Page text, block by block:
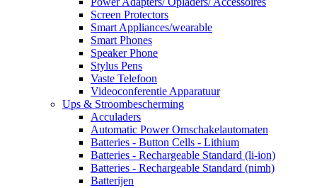
Screen Protectors
Smart Appliances/wearable
Smart Phones
Speaker Phone
Stylus Pens
Vaste Telefoon
Videoconferentie Apparatuur
Ups & Stroombescherming
Acculaders
Automatic Power Omschakelautomaten
Batteries - Button Cells - Lithium
Batteries - Rechargeable Standard (li-ion)
Batteries - Rechargeable Standard (nimh)
Batterijen